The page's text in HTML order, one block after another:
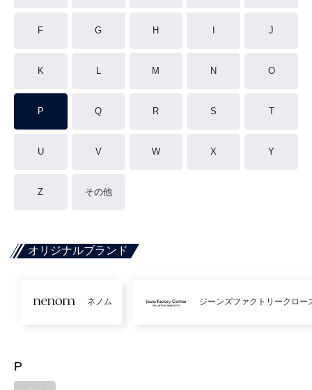
F G H J
K L M N O
P Q R S T
U V W X Y
Z その他
オリジナルブランド
ネノム ジーンズファクトリークロー
P